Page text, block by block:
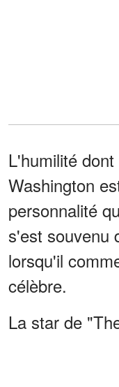
L'humilité
Washington
personnalité
s'est souvenu
lorsqu'il
célèbre.
La star de